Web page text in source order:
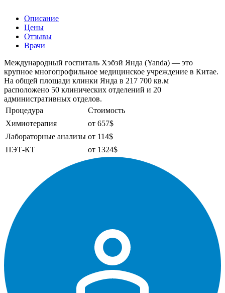
Описание
Цены
Отзывы
Врачи
Международный госпиталь Хэбэй Янда (Yanda) — это
крупное многопрофильное медицинское учреждение в Китае.
На общей площади клинки Янда в 217 700 кв.м
расположено 50 клинических отделений и 20
административных отделов.
Процедура
Стоимость
Химиотерапия
от 657$
Лабораторные анализы от 114$
ПЭТ-КТ
от 1324$